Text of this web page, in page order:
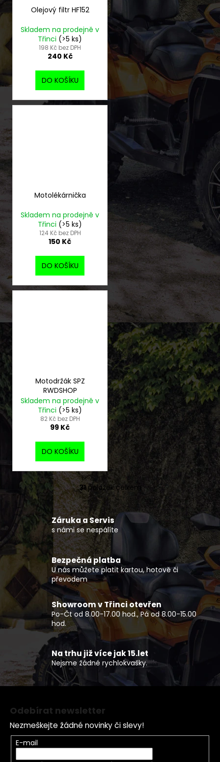
Olejový filtr HF152
Skladem na prodejně v
Třinci (>5 ks)
198 Kč bez DPH
240 Kč
DO KOŠÍKU
Motolékárnička
Skladem na prodejně v
Třinci (>5 ks)
124 Kč bez DPH
150 Kč
DO KOŠÍKU
Motodržák SPZ
RWDSHOP
Skladem na prodejně v
Třinci (>5 ks)
82 Kč bez DPH
99 Kč
DO KOŠÍKU
O
v
l
á
d
a
c
í
r
v
k
ý
p
i
s
u
31položek celkem
Záruka a Servis
s námi se nespálíte
Bezpečná platba
U nás můžete platit kartou, hotově či
převodem
Showroom v Třinci otevřen
Po-Čt od 8.00-17.00 hod., Pá od 8.00-15.00
hod.
Na trhu již více jak 15.let
Nejsme žádné rychlokvašky.
Odebírat newsletter
Nezmeškejte žádné novinky či slevy!
E-mail